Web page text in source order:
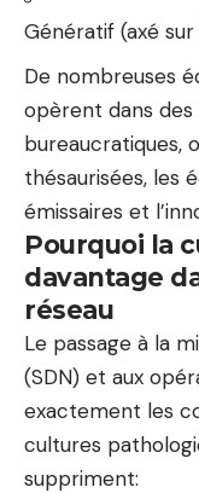
Génératif (axé
De nombreuses
opèrent dans
bureaucratiques,
thésaurisées, les
émissaires et
Pourquoi la
davantage
réseau
Le passage à la
(SDN) et aux
exactement les
cultures
suppriment: